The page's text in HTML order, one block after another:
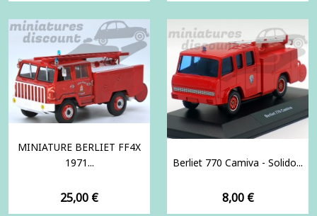
MINIATURE BERLIET FF4X
1971...
Prix
25,00 €
Berliet 770 Camiva - Solido...
Prix
8,00 €